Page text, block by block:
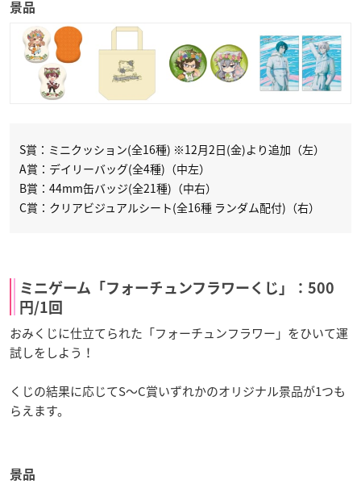
景品
S賞：ミニクッション(全16種) ※12月2日(金)より追加（左）
A賞：デイリーバッグ(全4種)（中左）
B賞：44mm缶バッジ(全21種)（中右）
C賞：クリアビジュアルシート(全16種 ランダム配付)（右）
ミニゲーム「フォーチュンフラワーくじ」：500
円/1回
おみくじに仕立てられた「フォーチュンフラワー」をひいて運
試しをしよう！
くじの結果に応じてS～C賞いずれかのオリジナル景品が1つも
らえます。
景品